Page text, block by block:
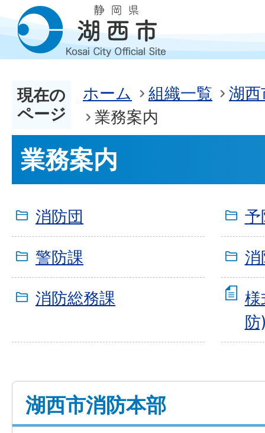
現在の
ページ
ホーム 組織一覧
湖西
業務案内
業務案内
消防団 予
警防課 消
消防総務課
様
防
湖西市消防本部